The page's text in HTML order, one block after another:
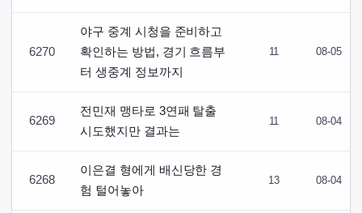
6270
야구 중계 시청을 준비하고
확인하는 방법, 경기 흐름부
터 생중계 정보까지
11 08-05
6269
전민재 맹타로 3연패 탈출
시도했지만 결과는
11 08-04
6268
이은결 형에게 배신당한 경
험 털어놓아
13 08-04